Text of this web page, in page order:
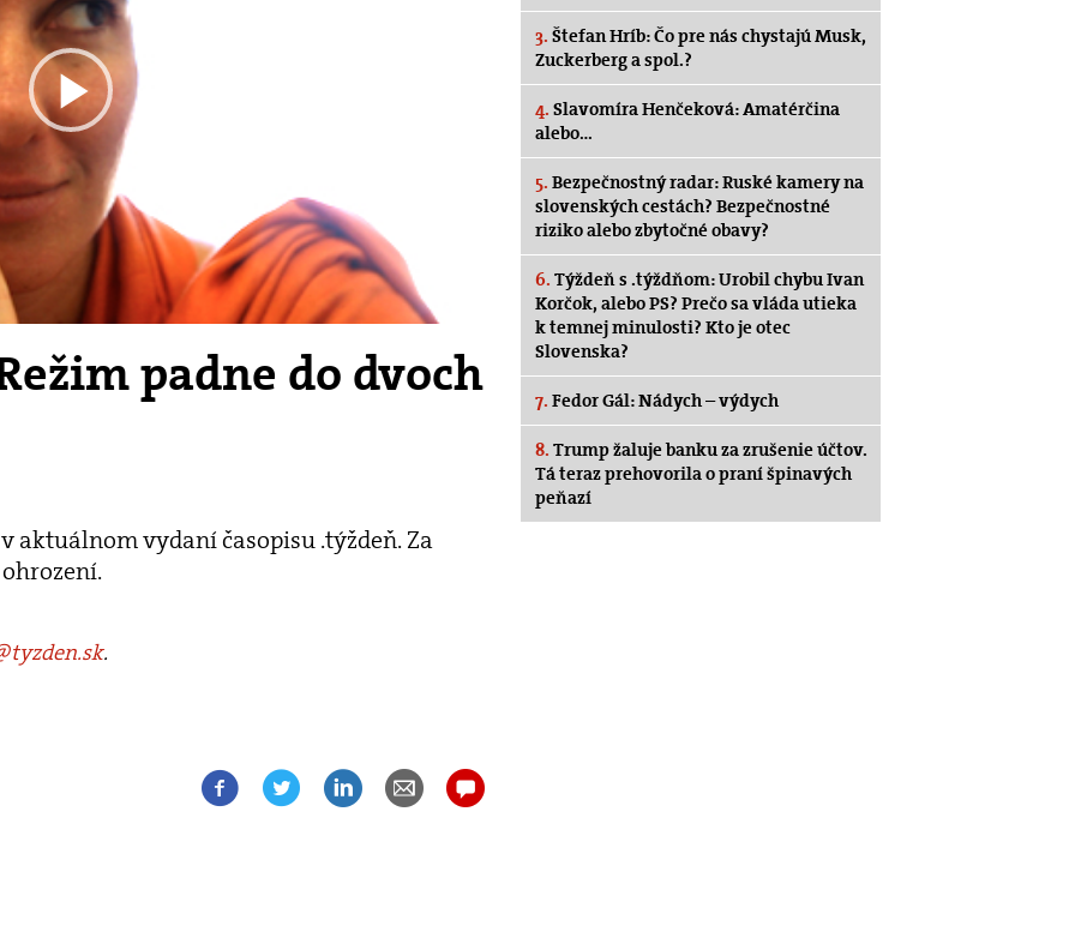
Play
Video
padne do dvoch
aktuálnom vydaní časopisu .týždeň. Za
.
3. Štefan Hríb: Čo pre nás chystajú Musk,
Zuckerberg a spol.?
4. Slavomíra Henčeková: Amatérčina
alebo…
5. Bezpečnostný radar: Ruské kamery na
slovenských cestách? Bezpečnostné
riziko alebo zbytočné obavy?
6. Týždeň s .týždňom: Urobil chybu Ivan
Korčok, alebo PS? Prečo sa vláda utieka
k temnej minulosti? Kto je otec
Slovenska?
7. Fedor Gál: Nádych – výdych
8. Trump žaluje banku za zrušenie účtov.
Tá teraz prehovorila o praní špinavých
peňazí